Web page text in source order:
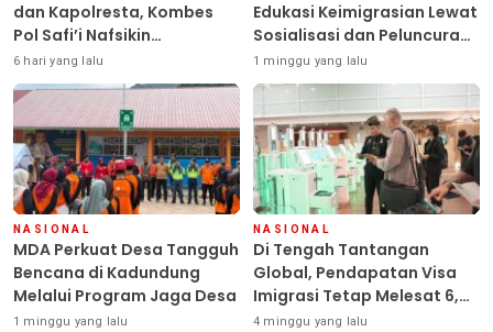
dan Kapolresta, Kombes
Pol Safi’i Nafsikin
Mengemban Amanah
Pimpin Polresta Kendari
6 hari yang lalu
Edukasi Keimigrasian Lewat
Sosialisasi dan Peluncuran
Inovasi Chatbot “IT CHIKA”
1 minggu yang lalu
NASIONAL
MDA Perkuat Desa Tangguh
Bencana di Kadundung
Melalui Program Jaga Desa
1 minggu yang lalu
NASIONAL
Di Tengah Tantangan
Global, Pendapatan Visa
Imigrasi Tetap Melesat 6,42
Persen
4 minggu yang lalu